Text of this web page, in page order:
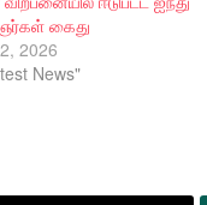
கைது
2026
News"